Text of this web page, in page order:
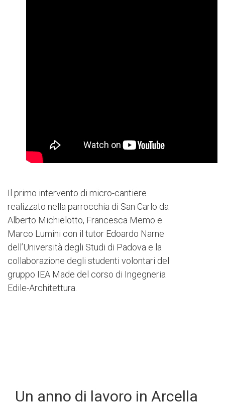
Il primo intervento di micro-cantiere
realizzato nella parrocchia di San Carlo da
Alberto Michielotto, Francesca Memo e
Marco Lumini con il tutor Edoardo Narne
dell’Università degli Studi di Padova e la
collaborazione degli studenti volontari del
gruppo IEA Made del corso di Ingegneria
Edile-Architettura.
Un anno di lavoro in Arcella